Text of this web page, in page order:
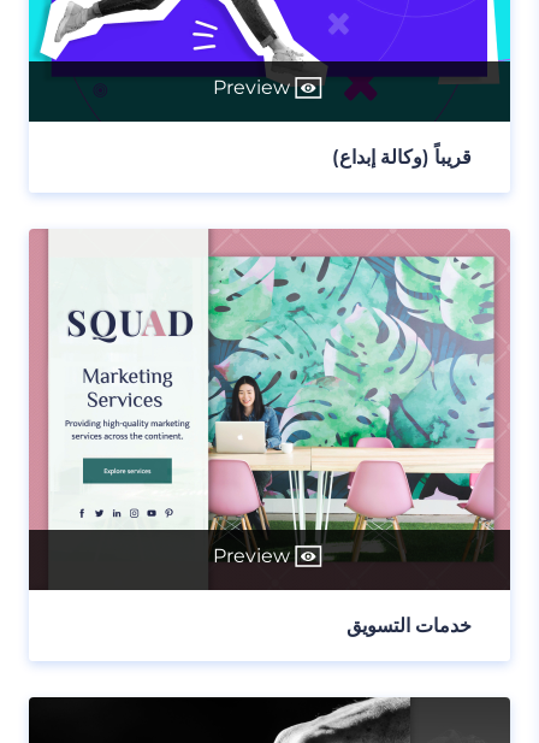
Preview
قريباً (وكالة إبداع)
Preview
خدمات التسويق